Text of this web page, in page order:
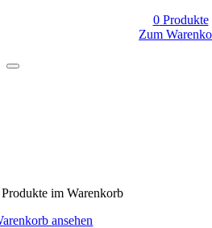
0Produkte
Zum
im Warenkorb
ansehen